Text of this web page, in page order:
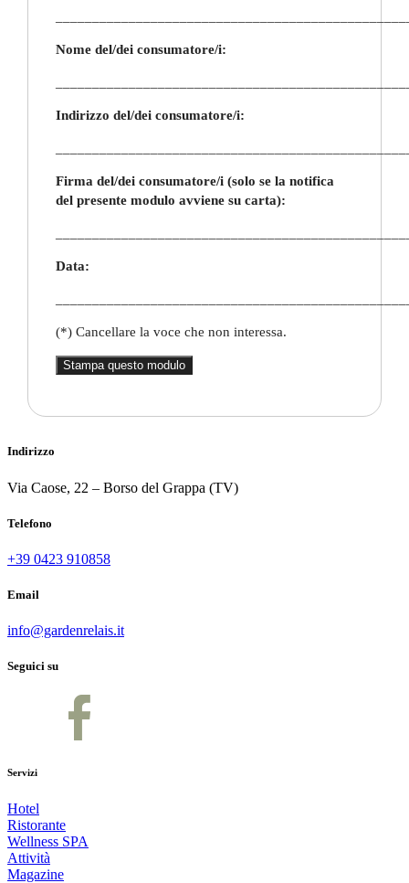
Nome del/dei consumatore/i:
Indirizzo del/dei consumatore/i:
Firma del/dei consumatore/i (solo se la notifica
del presente modulo avviene su carta):
Data:
(*) Cancellare la voce che non interessa.
Stampa questo modulo
Indirizzo
Via Caose, 22 – Borso del Grappa (TV)
Telefono
+39 0423 910858
Email
info@gardenrelais.it
Seguici su
Servizi
Hotel
Ristorante
Wellness SPA
Attività
Magazine